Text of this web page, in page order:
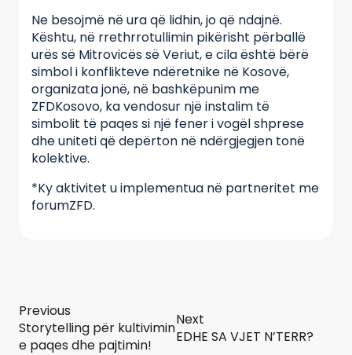
Ne besojmë në ura që lidhin, jo që ndajnë.
Kështu, në rrethrrotullimin pikërisht përballë
urës së Mitrovicës së Veriut, e cila është bërë
simbol i konflikteve ndëretnike në Kosovë,
organizata jonë, në bashkëpunim me
ZFDKosovo, ka vendosur një instalim të
simbolit të paqes si një fener i vogël shprese
dhe uniteti që depërton në ndërgjegjen tonë
kolektive.
*Ky aktivitet u implementua në partneritet me
forumZFD.
Previous
Storytelling për kultivimin
e paqes dhe pajtimin!
Next
EDHE SA VJET N’TERR?